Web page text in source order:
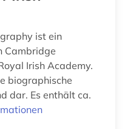
(1)
ist ein
Cambridge
Irish Academy.
biographische
dar. Es enthält ca.